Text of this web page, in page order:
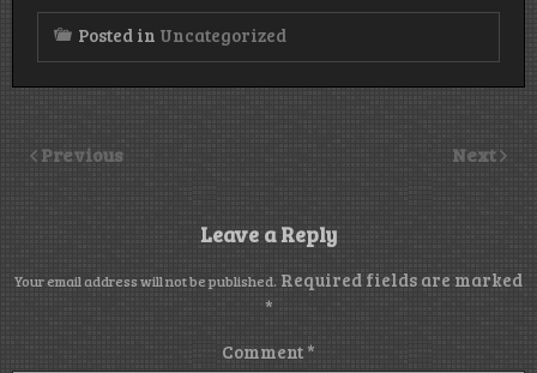
Posted in Uncategorized
Previous Next
Leave a Reply
Your email address will not be published. Required fields are marked
*
Comment *